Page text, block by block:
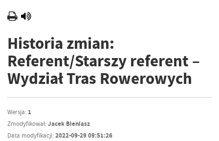
Historia zmian:
Referent/Starszy referent –
Wydział Tras Rowerowych
Wersja: 1
Zmodyfikował:Jacek Bieniasz
Data modyfikacji:2022-09-29 09:51:26